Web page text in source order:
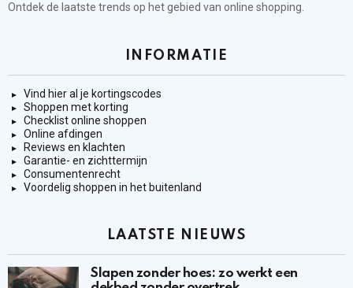
Ontdek de laatste trends op het gebied van online shopping.
INFORMATIE
Vind hier al je kortingscodes
Shoppen met korting
Checklist online shoppen
Online afdingen
Reviews en klachten
Garantie- en zichttermijn
Consumentenrecht
Voordelig shoppen in het buitenland
LAATSTE NIEUWS
Slapen zonder hoes: zo werkt een